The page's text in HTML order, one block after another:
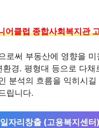
어클럽 종합사회복지관
로써 부동산에 영향을
경. 평형대 등으로 다
분석의 흐름을 익히시
립니다.
자리창출 (고용복지센터